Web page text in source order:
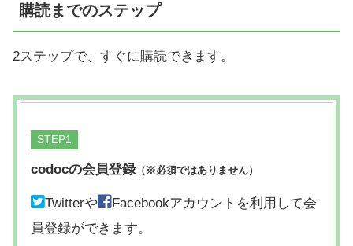
購読までのステップ
2ステップで、すぐに購読できます。
STEP
codocの会員登録（※必須ではありません）
Twitterや
Facebookアカウントを利用して会
員登録ができます。